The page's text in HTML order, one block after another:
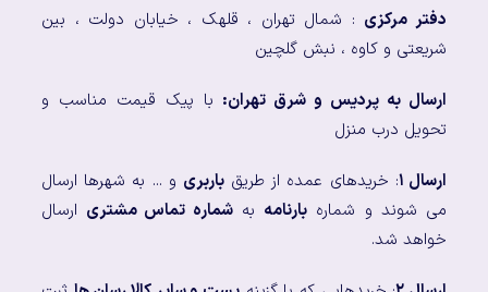
دفتر مرکزی : شمال تهران ، قلهک ، خیابان دولت ، بین
شریعتی و کاوه ، نبش گلچین
ارسال به پردیس و شرق تهران: با پیک قیمت مناسب و
تحویل درب منزل
ارسال ۱ : خریدهای عمده از طریقباربری و ... به شهرها ارسال
می شوند و شماره بارنامه بهشماره تماس مشتری ارسال
خواهد شد.